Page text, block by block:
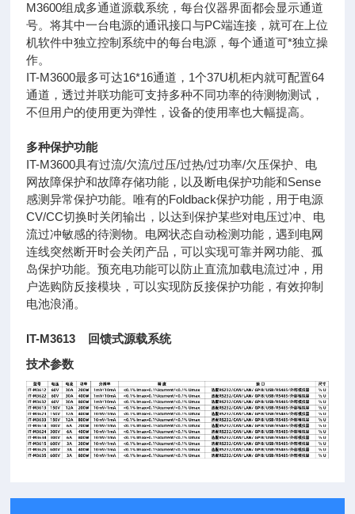
M3600组成多通道源载系统，每台仪器界面都会显示通道
号。将其中一台电源的通讯接口与PC端连接，就可在上位
机软件中独立控制系统中的每台电源，每个通道可*独立操
作。
IT-M3600最多可达16*16通道，1个37U机柜内就可配置64
通道，透过并联功能可支持多种不同功率的待测物测试，
不但用户的使用更为弹性，设备的使用率也大幅提高。
多种保护功能
IT-M3600具有过流/欠流/过压/过热/过功率/欠压保护、电
网故障保护和故障存储功能，以及断电保护功能和Sense
感测异常保护功能。唯有的Foldback保护功能，用于电源
CV/CC切换时关闭输出，以达到保护某些对电压过冲、电
流过冲敏感的待测物。电网状态自动检测功能，遇到电网
连线突然断开时会关闭产品，可以实现可靠并网功能、孤
岛保护功能。预充电功能可以防止直流加载电流过冲，用
户选购防反接模块，可以实现防反接保护功能，有效抑制
电池浪涌。
IT-M3613 回馈式源载系统
技术参数